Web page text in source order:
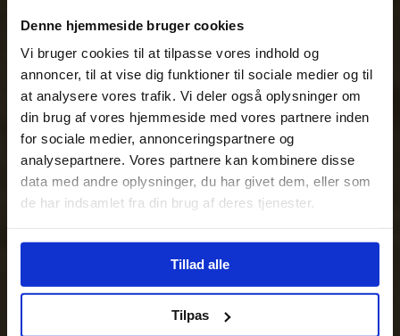
Denne hjemmeside bruger cookies
Vi bruger cookies til at tilpasse vores indhold og
annoncer, til at vise dig funktioner til sociale medier og til
at analysere vores trafik. Vi deler også oplysninger om
din brug af vores hjemmeside med vores partnere inden
for sociale medier, annonceringspartnere og
analysepartnere. Vores partnere kan kombinere disse
data med andre oplysninger, du har givet dem, eller som
de har indsamlet fra din brug af deres tjenester.
Tillad alle
Tilpas